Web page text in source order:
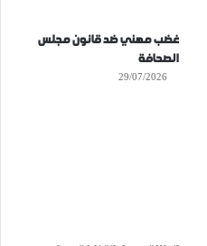
غضب مهني ضد قانون مجلس
الصحافة
29/07/2026